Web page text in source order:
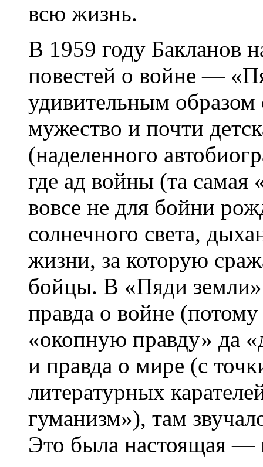
всю жизнь.
В 1959 году Бакланов
повестей о войне —
удивительным образом
мужество и почти
(наделенного
где ад войны (та самая
вовсе не для бойни
солнечного света,
жизни, за которую
бойцы. В «Пяди земли»
правда о войне
«окопную правду» да
и правда о мире (с
литературных
гуманизм»), там
Это была настоящая